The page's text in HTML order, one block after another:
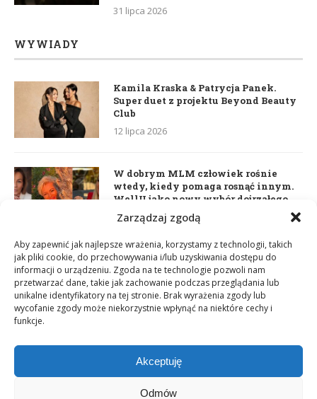
Zarządzaj zgodą
Aby zapewnić jak najlepsze wrażenia, korzystamy z technologii, takich
jak pliki cookie, do przechowywania i/lub uzyskiwania dostępu do
informacji o urządzeniu. Zgoda na te technologie pozwoli nam
przetwarzać dane, takie jak zachowanie podczas przeglądania lub
unikalne identyfikatory na tej stronie. Brak wyrażenia zgody lub
wycofanie zgody może niekorzystnie wpłynąć na niektóre cechy i
funkcje.
Akceptuję
Odmów
31 lipca 2026
WYWIADY
Kamila Kraska & Patrycja Panek.
Super duet z projektu Beyond Beauty
Club
12 lipca 2026
W dobrym MLM człowiek rośnie
wtedy, kiedy pomaga rosnąć innym.
WellU jako nowy wybór dojrzałego
lidera
Daria Dudzik. Kocham Cię
17 kwietnia 2026